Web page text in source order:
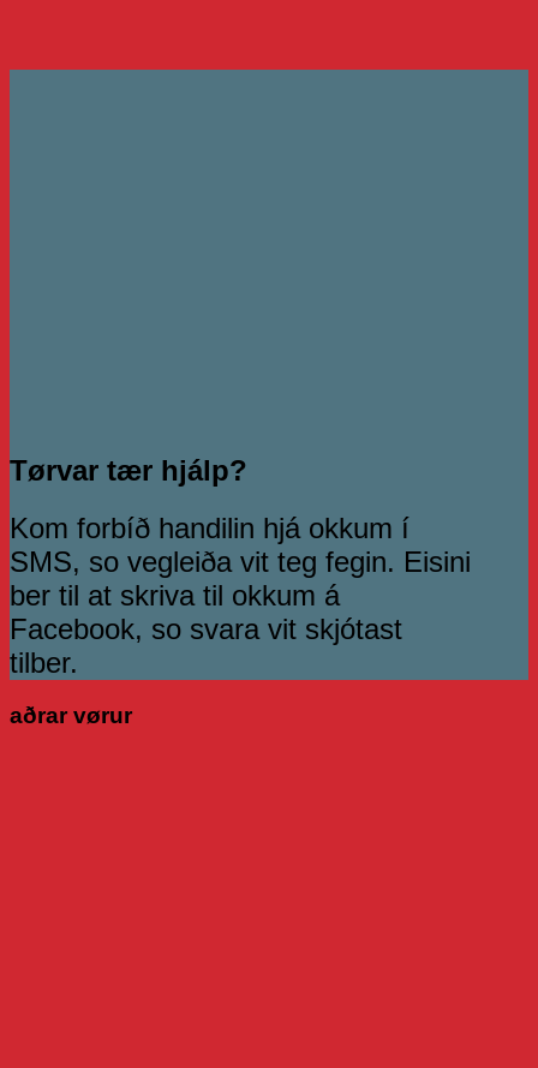
Tørvar tær hjálp?
Kom forbíð handilin hjá okkum í
SMS, so vegleiða vit teg fegin. Eisini
ber til at skriva til okkum á
Facebook, so svara vit skjótast
tilber.
aðrar vørur